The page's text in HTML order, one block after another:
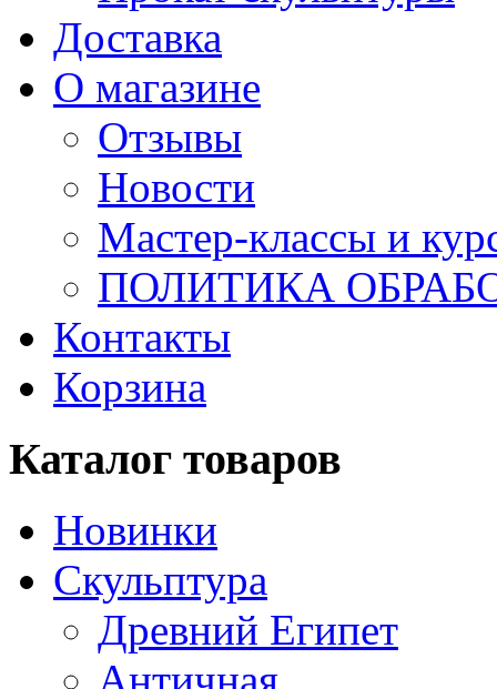
Доставка
О магазине
Отзывы
Новости
Мастер-классы и
ПОЛИТИКА
Контакты
Корзина
Каталог товаров
Новинки
Скульптура
Древний Египет